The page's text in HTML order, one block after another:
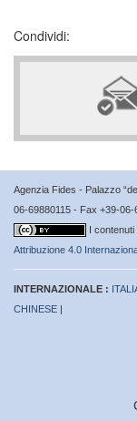
Condividi:
Agenzia Fides - Palazzo
06-69880115 - Fax +39-06-
I
Attribuzione 4.0
INTERNAZIONALE :
CHINESE |